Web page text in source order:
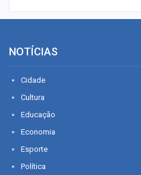
NOTÍCIAS
Cidade
Cultura
Educação
Economia
Esporte
Política